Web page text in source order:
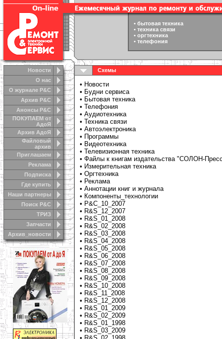
Новости
О нас
О журнале Р&С
Архив Р&С
Анонсы Р&C
ПОКУПАЕМ от
АдоЯ
Архив АдоЯ
Файловый
архив
Приглашаем
Реклама
Подписка
Где купить
Наши партнеры
Поиск Р&С
ТРИЗ
Запчасти
Архив_новости
• бытовая техника
• техника связи
• оргтехника
• телефония
Схемы
• Новости
• Будни сервиса
• Бытовая техника
• Телефония
• Аудиотехника
• Техника связи
• Автоэлектроника
• Программы
• Видеотехника
• Телевизионная техника
• Файлы к книгам издательства "СОЛОН-
• Измерительная техника
• Оргтехника
• Реклама
• Аннотации книг и журнала
• Компоненты_технологии
• Р&C_10_2007
• R&S_12_2007
• R&S_01_2008
• R&S_02_2008
• R&S_03_2008
• R&S_04_2008
• R&S_05_2008
• R&S_06_2008
• R&S_07_2008
• R&S_08_2008
• R&S_09_2008
• R&S_10_2008
• R&S_11_2008
• R&S_12_2008
• R&S_01_2009
• R&S_02_2009
• R&S_01_1998
• R&S_03_2009